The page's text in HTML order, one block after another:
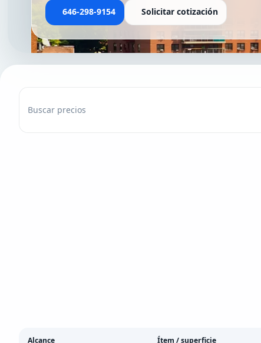
646-298-9154 Solicitar cotización
Buscar precios
Alcance Ítem / superficie